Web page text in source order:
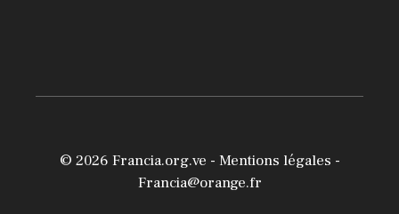
© 2026 Francia.org.ve - Mentions légales -
Francia@orange.fr